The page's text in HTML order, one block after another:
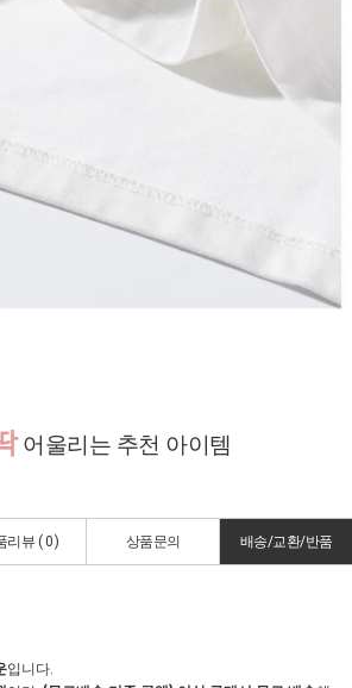
어울리는 추천 아이템
리뷰 ( 0) 상품문의 배송/교환/반품
입니다.